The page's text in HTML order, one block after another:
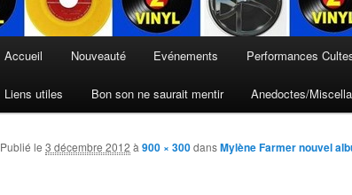
Accueil Nouveauté Evénements Performances
Liens utiles Bon son ne saurait mentir Anedoctes/
Publié le 3 décembre 2012 à900 × 300dansMylène Farmer nouvel